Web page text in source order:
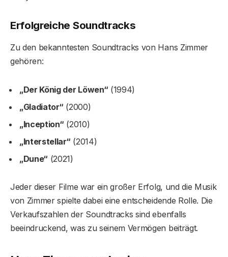
Erfolgreiche Soundtracks
Zu den bekanntesten Soundtracks von Hans Zimmer
gehören:
„Der König der Löwen“ (1994)
„Gladiator“ (2000)
„Inception“ (2010)
„Interstellar“ (2014)
„Dune“ (2021)
Jeder dieser Filme war ein großer Erfolg, und die Musik
von Zimmer spielte dabei eine entscheidende Rolle. Die
Verkaufszahlen der Soundtracks sind ebenfalls
beeindruckend, was zu seinem Vermögen beiträgt.